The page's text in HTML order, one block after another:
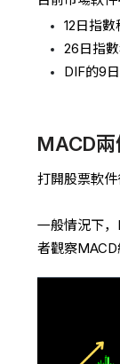
12日指
26日指
DIF的9
MACD
打開股票軟
一般情況下
者觀察MACD